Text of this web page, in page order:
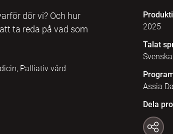
dör vi? Och hur
ta reda på vad som
Palliativ vård
2025
Talat
Svenska
Assia
Dela